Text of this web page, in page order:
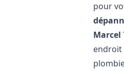
pour
Marcel
endroit